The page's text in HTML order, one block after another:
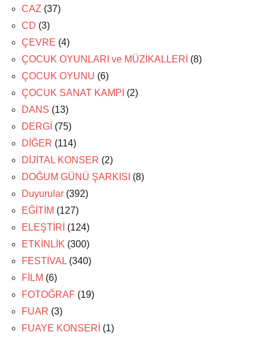
CAZ (37)
CD (3)
ÇEVRE (4)
ÇOCUK OYUNLARI ve MÜZİKALLERİ (8)
ÇOCUK OYUNU (6)
ÇOCUK SANAT KAMPI (2)
DANS (13)
DERGİ (75)
DİĞER (114)
DİJİTAL KONSER (2)
DOĞUM GÜNÜ ŞARKISI (8)
Duyurular (392)
EĞİTİM (127)
ELEŞTİRİ (124)
ETKİNLİK (300)
FESTİVAL (340)
FİLM (6)
FOTOĞRAF (19)
FUAR (3)
FUAYE KONSERİ (1)